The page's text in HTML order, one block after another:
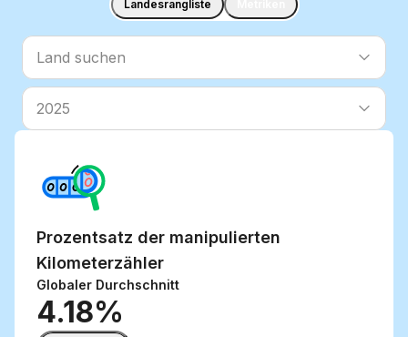
Landesrangliste
Land suchen
Land suchen
Land suchen
2025
Prozentsatz der manipulierten
Kilometerzähler
Globaler Durchschnitt
4.18%